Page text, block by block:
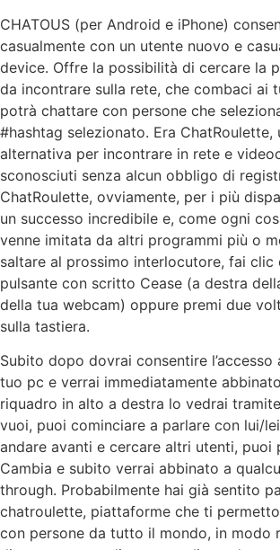
CHATOUS (per Android e iPhone)
casualmente con un utente nuovo e
device. Offre la possibilità di cercare la
da incontrare sulla rete, che combaci ai
potrà chattare con persone che
#hashtag selezionato. Era ChatRoulette,
alternativa per incontrare in rete e
sconosciuti senza alcun obbligo di
ChatRoulette, ovviamente, per i più
un successo incredibile e, come ogni
venne imitata da altri programmi più o
saltare al prossimo interlocutore, fai clic
pulsante con scritto Cease (a destra
della tua webcam) oppure premi due
sulla tastiera.
Subito dopo dovrai consentire l’accesso
tuo pc e verrai immediatamente
riquadro in alto a destra lo vedrai
vuoi, puoi cominciare a parlare con lui/
andare avanti e cercare altri utenti, puoi
Cambia e subito verrai abbinato a
through. Probabilmente hai già sentito
chatroulette, piattaforme che ti
con persone da tutto il mondo, in modo